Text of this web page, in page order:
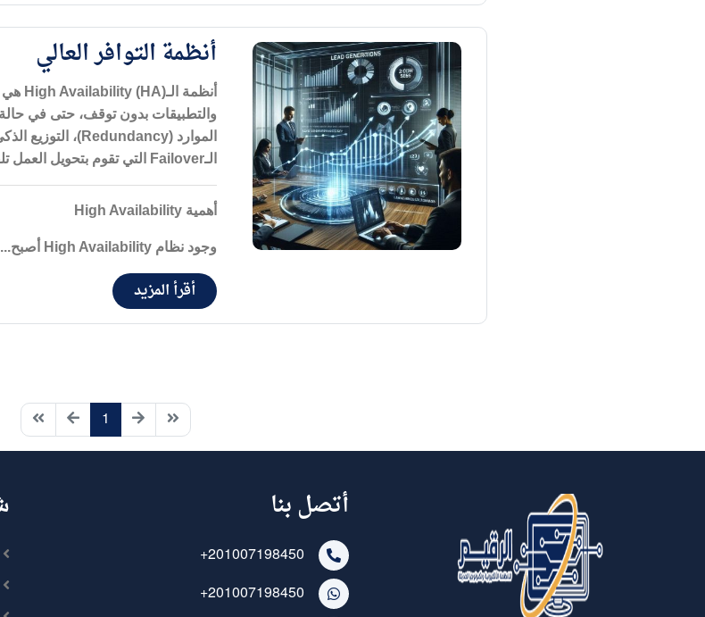
أنظمة التوافر العالي
أنظمة الـHigh Availability (HA) هي
والتطبيقات بدون توقف، حتى في
الموارد (Redundancy) ، التوزيع
الـFailover التي تقوم بتحويل العمل
أهمية High Availability
وجود نظام High Availability أصبح...
أقرأ المزيد
1
أتصل بنا
+201007198450
+201007198450